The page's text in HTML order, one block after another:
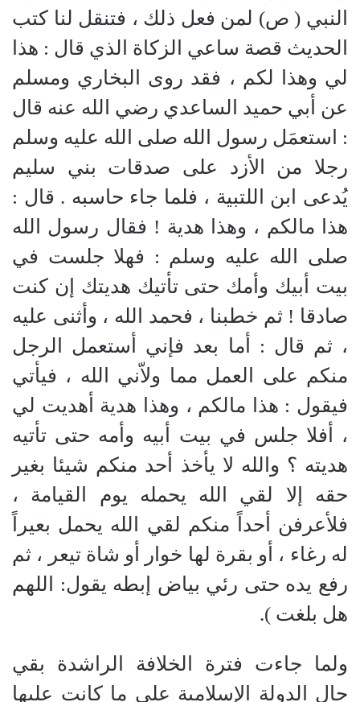
النبي (ص) لمن فعل ذلك ، فتنقل لنا كتب
الحديث قصة ساعي الزكاة الذي قال : هذا
لي وهذا لكم ، فقد روى البخاري ومسلم
عن أبي حميد الساعدي رضي الله عنه قال
: استعمَل رسول الله صلى الله عليه وسلم
رجلا من الأزد على صدقات بني سليم
يُدعى ابن اللتبية ، فلما جاء حاسبه . قال :
هذا مالكم ، وهذا هدية ! فقال رسول الله
صلى الله عليه وسلم : فهلا جلست في
بيت أبيك وأمك حتى تأتيك هديتك إن كنت
صادقا ! ثم خطبنا ، فحمد الله ، وأثنى عليه
، ثم قال : أما بعد فإني أستعمل الرجل
منكم على العمل مما ولاّني الله ، فيأتي
فيقول : هذا مالكم ، وهذا هدية أهديت لي
، أفلا جلس في بيت أبيه وأمه حتى تأتيه
هديته ؟ والله لا يأخذ أحد منكم شيئا بغير
حقه إلا لقي الله يحمله يوم القيامة ،
فلأعرفن أحداً منكم لقي الله يحمل بعيراً
له رغاء ، أو بقرة لها خوار أو شاة تيعر ، ثم
رفع يده حتى رئي بياض إبطه يقول: اللهم
هل بلغت )
.
ولما جاءت فترة الخلافة الراشدة بقي
حال الدولة الإسلامية على ما كانت عليها